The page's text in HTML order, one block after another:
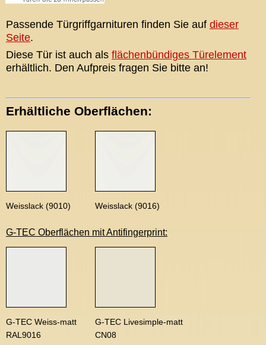
Passende Türgriffgarnituren finden Sie auf dieser
Seite.
Diese Tür ist auch als flächenbündiges Türelement
erhältlich. Den Aufpreis fragen Sie bitte an!
Erhältliche Oberflächen:
Weisslack (9010) Weisslack (9016)
G-TEC Oberflächen mit Antifingerprint:
G-TEC Weiss-matt
RAL9016
G-TEC Livesimple-matt
CN08